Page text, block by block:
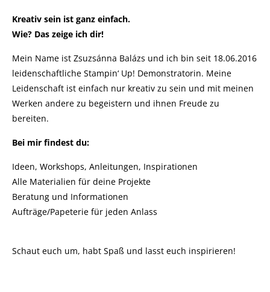
Kreativ sein ist ganz einfach.
Wie? Das zeige ich dir!
Mein Name ist Zsuzsánna Balázs und ich bin seit 18.06.2016
leidenschaftliche Stampin‘ Up! Demonstratorin. Meine
Leidenschaft ist einfach nur kreativ zu sein und mit meinen
Werken andere zu begeistern und ihnen Freude zu
bereiten.
Bei mir findest du:
Ideen, Workshops, Anleitungen, Inspirationen
Alle Materialien für deine Projekte
Beratung und Informationen
Aufträge/Papeterie für jeden Anlass
Schaut euch um, habt Spaß und lasst euch inspirieren!